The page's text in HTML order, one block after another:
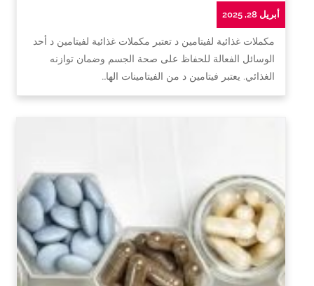
أبريل 28, 2025
مكملات غذائية لفيتامين د تعتبر مكملات غذائية لفيتامين د أحد
الوسائل الفعالة للحفاظ على صحة الجسم وضمان توازنه
الغذائي. يعتبر فيتامين د من الفيتامينات الها…